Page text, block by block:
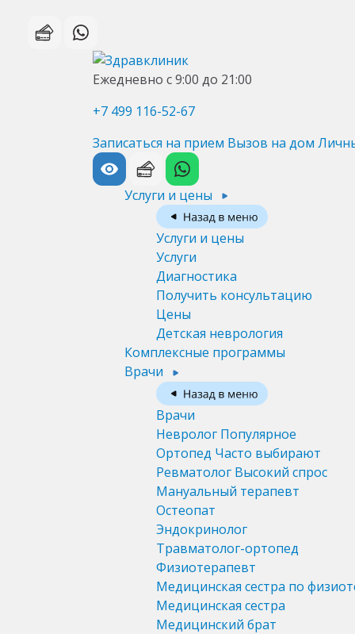
Ежедневно с 9:00 до 21:00
+7 499 116-52-67
Записаться на прием Вызов на дом
Услуги и цены
Услуги и цены
Услуги
Диагностика
Получить консультацию
Цены
Детская неврология
Комплексные программы
Врачи
Врачи
Невролог Популярное
Ортопед Часто выбирают
Ревматолог Высокий спрос
Мануальный терапевт
Остеопат
Эндокринолог
Травматолог-ортопед
Физиотерапевт
Медицинская сестра по
Медицинская сестра
Медицинский брат